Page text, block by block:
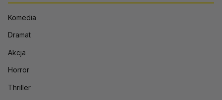
Komedia
Dramat
Akcja
Horror
Thriller